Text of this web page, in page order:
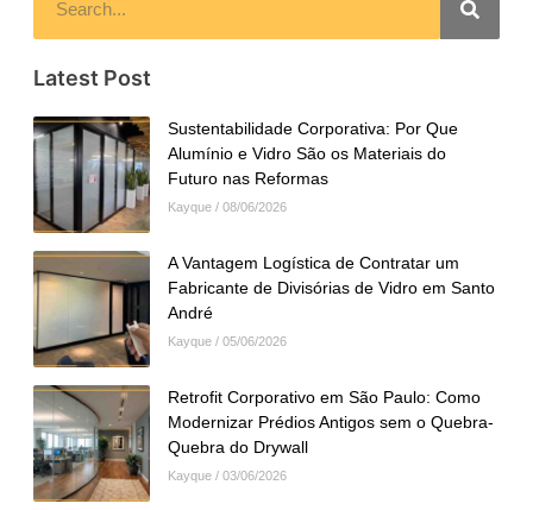
Latest Post
Sustentabilidade Corporativa: Por Que
Alumínio e Vidro São os Materiais do
Futuro nas Reformas
Kayque 08/06/2026
A Vantagem Logística de Contratar um
Fabricante de Divisórias de Vidro em Santo
André
Kayque 05/06/2026
Retrofit Corporativo em São Paulo: Como
Modernizar Prédios Antigos sem o Quebra-
Quebra do Drywall
Kayque 03/06/2026